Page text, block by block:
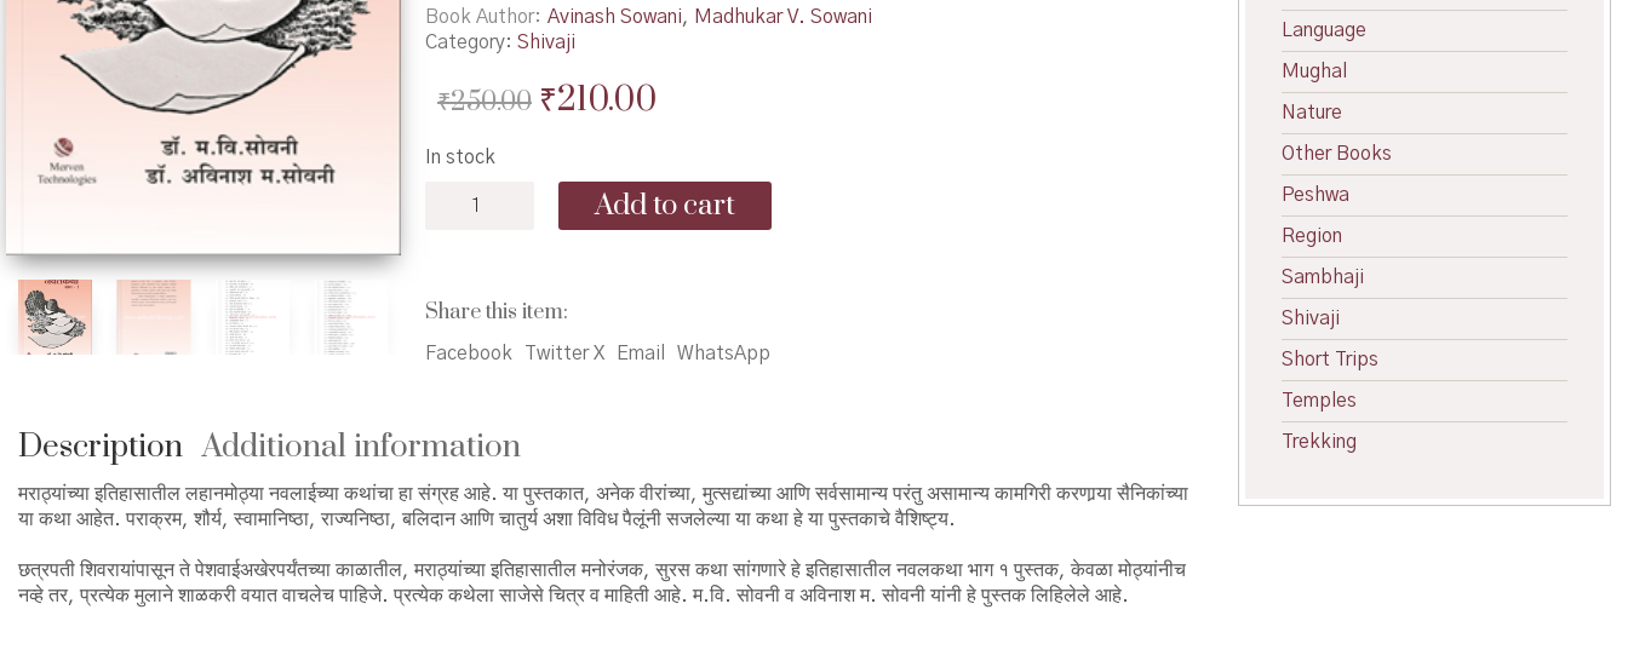
Book Author Avinash Sowani, Madhukar V. Sowani
Category: Shivaji
₹250.00 Original
was:
₹250.00.
₹210.00Current
is:
₹210.00.
In stock
Navalkatha
इतिहासातील
नवलकथा
Add to cart
Share this item:
Facebook Twitter X Email WhatsApp
Description Additional information
मराठ्यांच्या इतिहासातील लहानमोठ्या नवलाईच्या कथांचा हा संग्रह आहे. या पुस्तकात, अनेक वीरांच्या, मुत्सद्यांच्या आणि सर्वसामान्य परंतु असामान्य कामगिरी करणार्‍या सैनिकांच्या
या कथा आहेत. पराक्रम, शौर्य, स्वामानिष्ठा, राज्यनिष्ठा, बलिदान आणि चातुर्य अशा विविध पैलूंनी सजलेल्या या कथा हे या पुस्तकाचे वैशिष्ट्य.
छत्रपती शिवरायांपासून ते पेशवाईअखेरपर्यंतच्या काळातील, मराठ्यांच्या इतिहासातील मनोरंजक, सुरस कथा सांगणारे हे इतिहासातील नवलकथा भाग १ पुस्तक, केवळा मोठ्यांनीच
नव्हे तर, प्रत्येक मुलाने शाळकरी वयात वाचलेच पाहिजे. प्रत्येक कथेला साजेसे चित्र व माहिती आहे. म.वि. सोवनी व अविनाश म. सोवनी यांनी हे पुस्तक लिहिलेले आहे.
Language
Mughal
Nature
Other Books
Peshwa
Region
Sambhaji
Shivaji
Short Trips
Temples
Trekking